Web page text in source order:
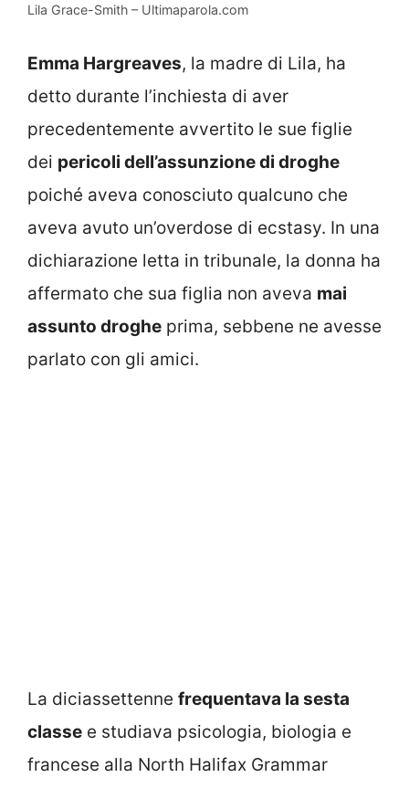
Lila Grace-Smith – Ultimaparola.com
Emma Hargreaves, la madre di Lila, ha
detto durante l’inchiesta di aver
precedentemente avvertito le sue figlie
dei pericoli dell’assunzione di droghe
poiché aveva conosciuto qualcuno che
aveva avuto un’overdose di ecstasy. In una
dichiarazione letta in tribunale, la donna ha
affermato che sua figlia non aveva mai
assunto droghe prima, sebbene ne avesse
parlato con gli amici.
La diciassettenne frequentava la sesta
classe e studiava psicologia, biologia e
francese alla North Halifax Grammar